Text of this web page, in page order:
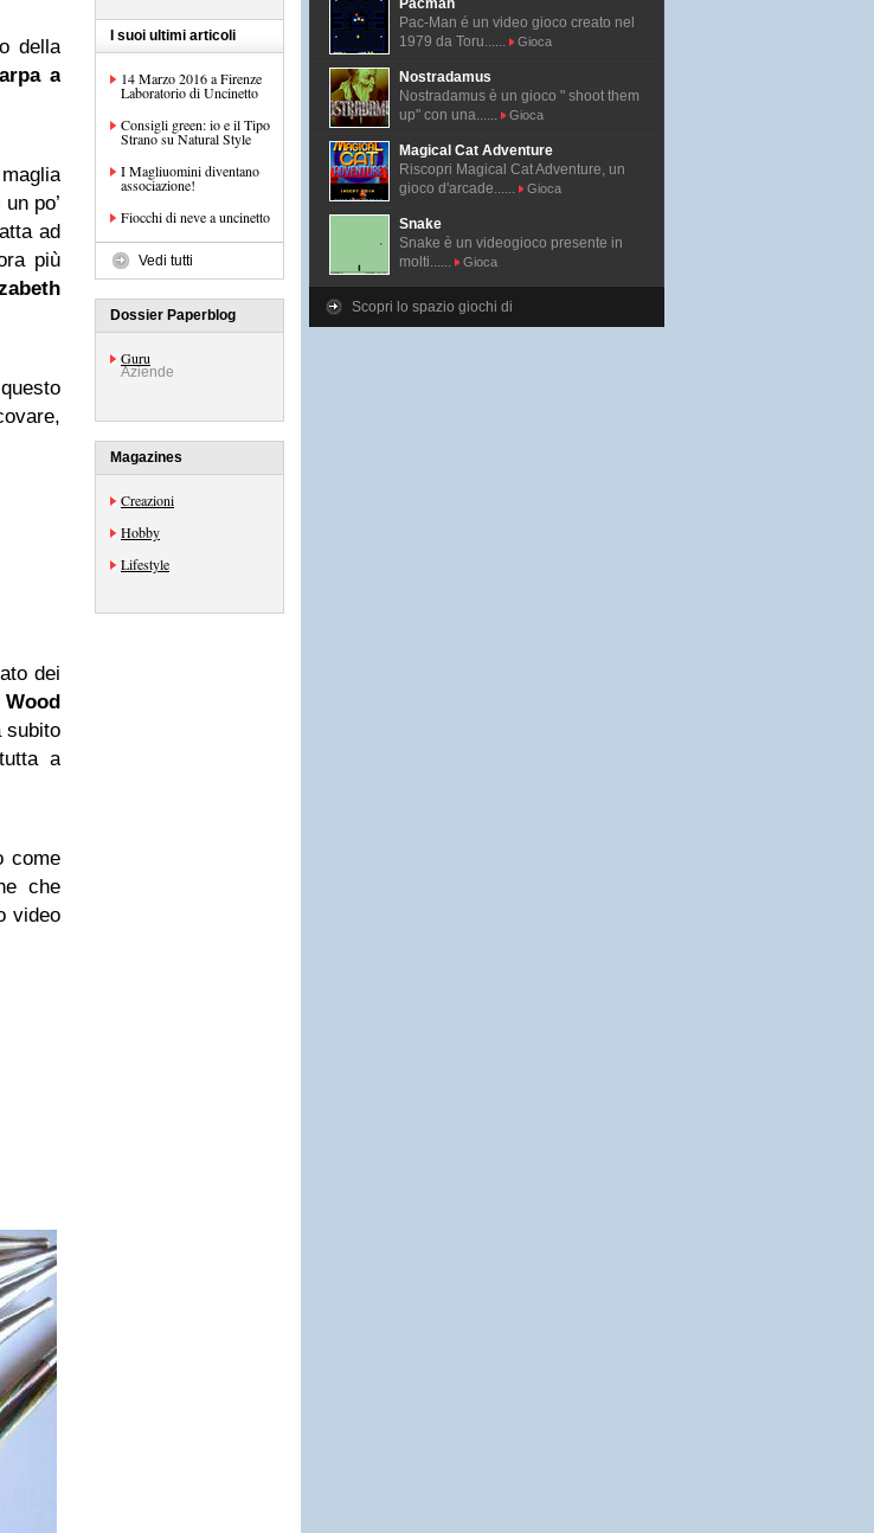
della
a
po’
ad
più
dei
Wood
subito
a
come
che
video
I suoi ultimi articoli
14 Marzo 2016 a Firenze
Laboratorio di Uncinetto
Consigli green: io e il Tipo
Strano su Natural Style
I Magliuomini diventano
associazione!
Fiocchi di neve a uncinetto
Vedi tutti
Dossier Paperblog
Guru
Aziende
Magazines
Creazioni
Hobby
Lifestyle
Pacman
Pac-Man é un video gioco creato nel
1979 da Toru......
Gioca
Nostradamus
Nostradamus è un gioco " shoot them
up" con una......
Gioca
Magical Cat Adventure
Riscopri Magical Cat Adventure, un
gioco d'arcade......
Gioca
Snake
Snake è un videogioco presente in
molti......
Gioca
Scopri lo spazio giochi di